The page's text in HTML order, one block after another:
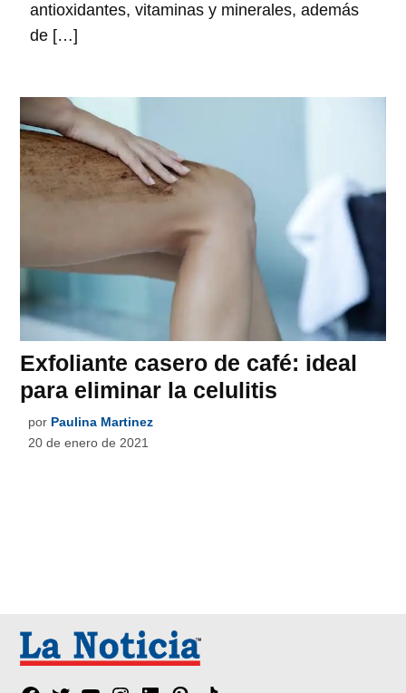
antioxidantes, vitaminas y minerales, además
de […]
Exfoliante casero de café: ideal
para eliminar la celulitis
por Paulina Martinez
20 de enero de 2021